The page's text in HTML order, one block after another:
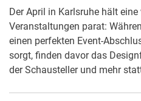
Der April in Karlsruhe hält
Veranstaltungen parat:
einen perfekten Event-
sorgt, finden davor das
der Schausteller und mehr